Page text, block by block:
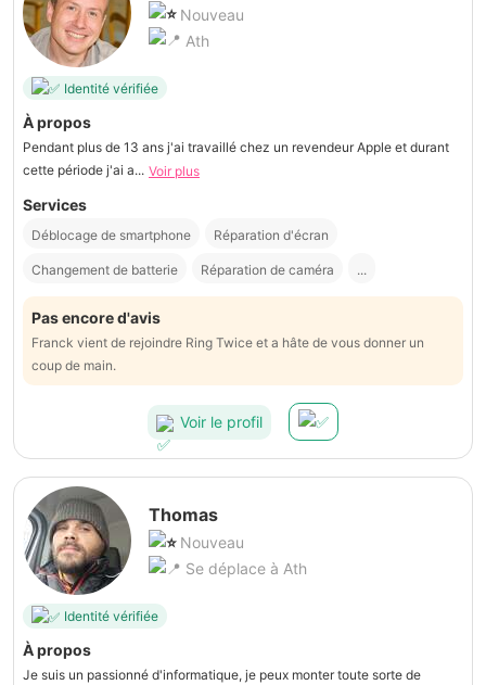
Nouveau
Ath
Identité vérifiée
À propos
Pendant plus de 13 ans j'ai travaillé chez un revendeur Apple et durant
cette période j'ai a... Voir plus
Services
Déblocage de smartphone Réparation d'écran
Changement de batterie Réparation de caméra ...
Pas encore d'avis
Franck vient de rejoindre Ring Twice et a hâte de vous donner un
coup de main.
Voir le profil
Thomas
Nouveau
Se déplace à Ath
Identité vérifiée
À propos
Je suis un passionné d'informatique, je peux monter toute sorte de